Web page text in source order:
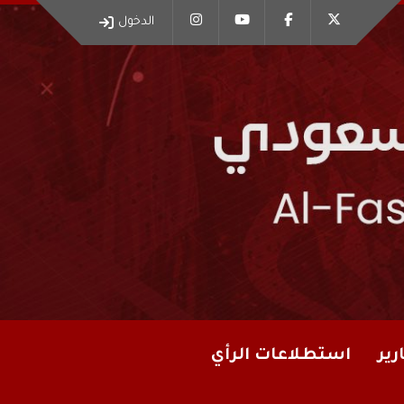
الدخول
استطلاعات الرأي